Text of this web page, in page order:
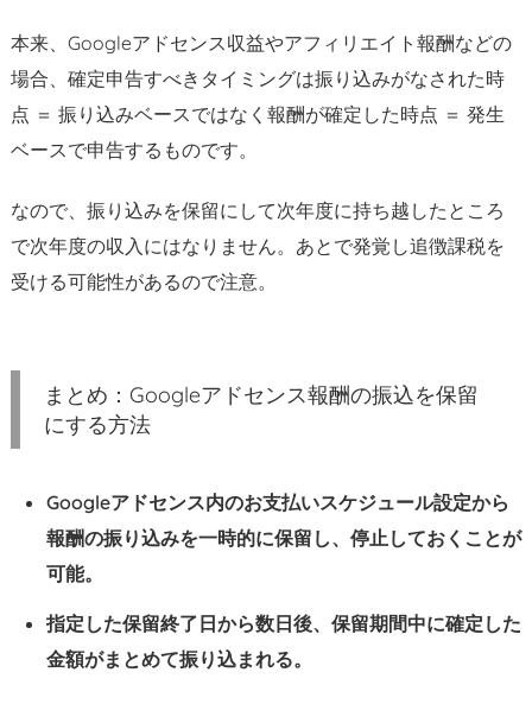
本来、Googleアドセンス収益やアフィリエイト報酬などの
場合、確定申告すべきタイミングは振り込みがなされた時
点 ＝ 振り込みベースではなく報酬が確定した時点 ＝ 発生
ベースで申告するものです。
なので、振り込みを保留にして次年度に持ち越したところ
で次年度の収入にはなりません。あとで発覚し追徴課税を
受ける可能性があるので注意。
まとめ：Googleアドセンス報酬の振込を保留
にする方法
Googleアドセンス内のお支払いスケジュール設定から
報酬の振り込みを一時的に保留し、停止しておくことが
可能。
指定した保留終了日から数日後、保留期間中に確定した
金額がまとめて振り込まれる。